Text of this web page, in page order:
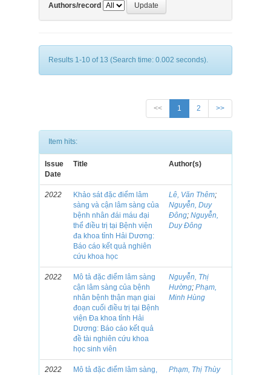
Authors/record
Results 1-10 of 13 (Search time: 0.002 seconds).
<< 1 2 >>
Item hits:
Issue
Date
Title Author(s)
2022
Khảo sát đặc điểm lâm
sàng và cận lâm sàng của
bệnh nhân đái máu đại
thể điều trị tại Bệnh viện
đa khoa tỉnh Hải Dương:
Báo cáo kết quả nghiên
cứu khoa học
Lê, Văn Thêm;
Nguyễn, Duy
Đông; Nguyễn,
Duy Đông
2022
Mô tả đặc điểm lâm sàng
cận lâm sàng của bệnh
nhân bệnh thận mạn giai
đoạn cuối điều trị tại Bệnh
viện Đa khoa tỉnh Hải
Dương: Báo cáo kết quả
đề tài nghiên cứu khoa
học sinh viên
Nguyễn, Thị
Hường; Phạm,
Minh Hùng
2022
Mô tả đặc điểm lâm sàng,
Phạm, Thị Thùy